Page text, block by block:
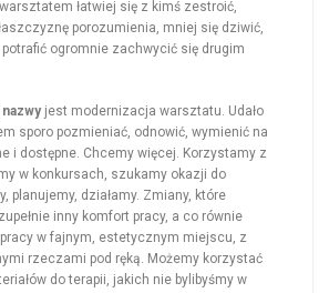
łatwiej się z kimś zestroić,
porozumienia, mniej się dziwić,
ogromnie zachwycić się drugim
jest modernizacja warsztatu. Udało
sporo pozmieniać, odnowić, wymienić na
i dostępne. Chcemy więcej. Korzystamy z
w konkursach, szukamy okazji do
planujemy, działamy. Zmiany, które
inny komfort pracy, a co równie
w fajnym, estetycznym miejscu, z
rzeczami pod ręką. Możemy korzystać
do terapii, jakich nie bylibyśmy w